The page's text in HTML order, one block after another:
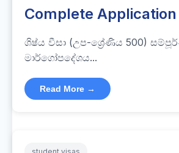
Complete Application
ශිෂ්ය වීසා (උප-ශ්‍රේණිය 500)
මාර්ගෝපදේශය...
Read More →